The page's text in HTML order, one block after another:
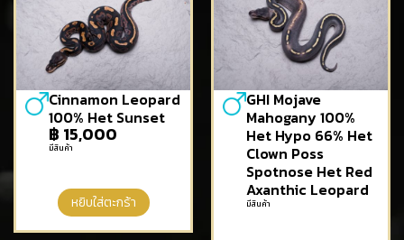
Cinnamon Leopard
100% Het Sunset
฿ 15,000
มีสินค้า
หยิบใส่ตะกร้า
GHI Mojave
Mahogany 100%
Het Hypo 66% Het
Clown Poss
Spotnose Het Red
Axanthic Leopard
มีสินค้า